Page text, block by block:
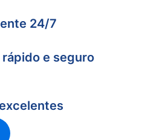
24/7
e seguro